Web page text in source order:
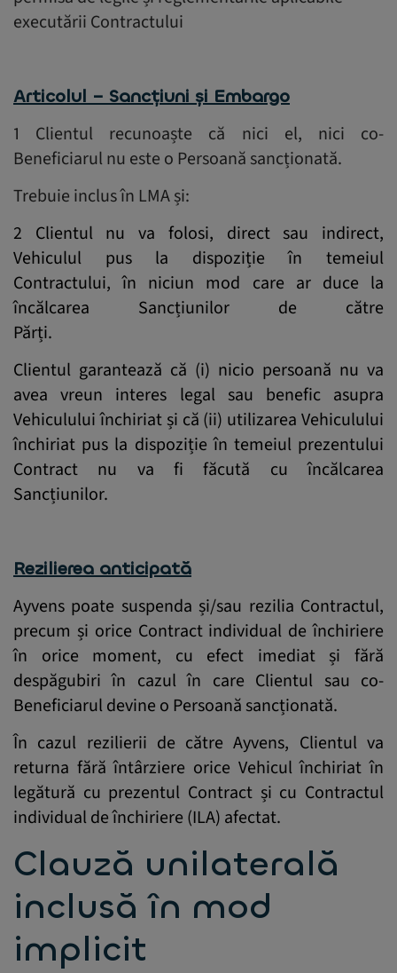
executării Contractului
Articolul – Sancțiuni și Embargo
1 Clientul recunoaște că nici el, nici co-
Beneficiarul nu este o Persoană sancționată.
Trebuie inclus în LMA și:
2 Clientul nu va folosi, direct sau indirect,
Vehiculul pus la dispoziție în temeiul
Contractului, în niciun mod care ar duce la
încălcarea Sancțiunilor de către
Părți.
Clientul garantează că (i) nicio persoană nu va
avea vreun interes legal sau benefic asupra
Vehiculului închiriat și că (ii) utilizarea Vehiculului
închiriat pus la dispoziție în temeiul prezentului
Contract nu va fi făcută cu încălcarea
Sancțiunilor.
Rezilierea anticipată
Ayvens poate suspenda și/sau rezilia Contractul,
precum și orice Contract individual de închiriere
în orice moment, cu efect imediat și fără
despăgubiri în cazul în care Clientul sau co-
Beneficiarul devine o Persoană sancționată.
În cazul rezilierii de către Ayvens, Clientul va
returna fără întârziere orice Vehicul închiriat în
legătură cu prezentul Contract și cu Contractul
individual de închiriere (ILA) afectat.
Clauză unilaterală
inclusă în mod
implicit